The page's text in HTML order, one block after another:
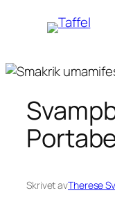
Skrivet avTherese